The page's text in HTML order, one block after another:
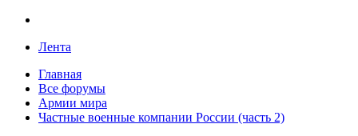
Лента
Главная
Все форумы
Армии мира
Частные военные компании России (часть 2)